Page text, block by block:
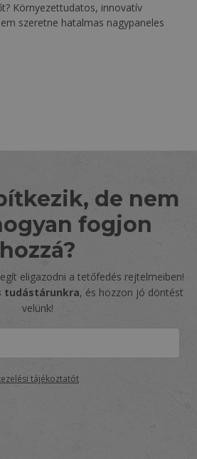
Környezettudatos, innovatív
szeretne hatalmas nagypaneles
de nem
fogjon
hozzá?
eligazodni a tetőfedés rejtelmeiben!
tudástárunkra, és hozzon jó döntést
velünk!
tájékoztatót